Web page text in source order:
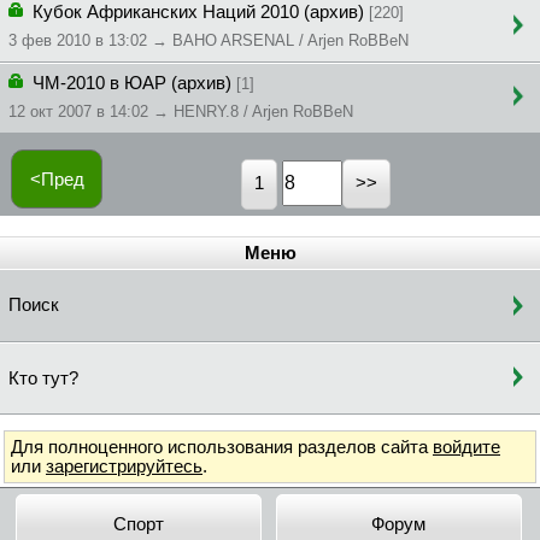
Кубок Африканских Наций 2010 (архив) [220]
3 фев 2010 в 13:02 → BAHO ARSENAL / Arjen RoBBeN
ЧМ-2010 в ЮАР (архив) [1]
12 окт 2007 в 14:02 → HENRY.8 / Arjen RoBBeN
<Пред 1
Меню
Поиск
Кто тут?
Для полноценного использования разделов сайта войдите
или зарегистрируйтесь.
Спорт Форум